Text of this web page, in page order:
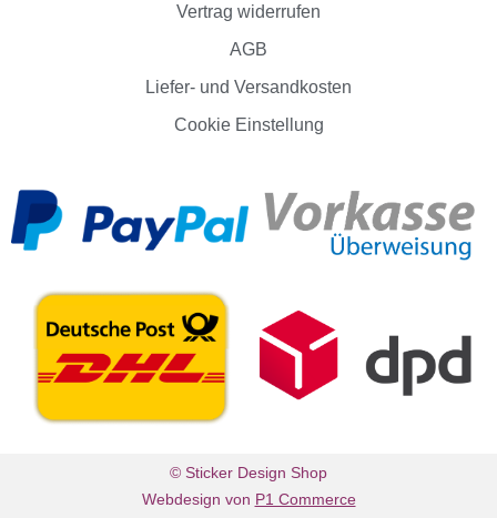
Vertrag widerrufen
AGB
Liefer- und Versandkosten
Cookie Einstellung
© Sticker Design Shop
Webdesign von P1 Commerce